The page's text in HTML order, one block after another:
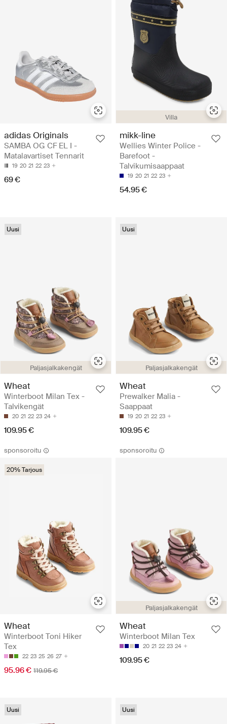
adidas Originals
SAMBA OG CF EL I -
Matalavartiset Tennarit
19 20 21 22 23
69 €
Villa
mikk-line
Wellies Winter Police -
Barefoot -
Talvikumisaappaat
19 20 21 22 23
54.95 €
Paljasjalkakengät
Uusi
Wheat
Winterboot Milan Tex -
Talvikengät
20 21 22 23 24
109.95 €
Paljasjalkakengät
Uusi
Wheat
Prewalker Malia -
Saappaat
19 20 21 22 23
109.95 €
sponsoroitu
20% Tarjous
Wheat
Winterboot Toni Hiker
Tex
22 23 25 26 27
95.96 € 119.95 €
sponsoroitu
Paljasjalkakengät
Wheat
Winterboot Milan Tex
20 21 22 23 24
109.95 €
Uusi Uusi